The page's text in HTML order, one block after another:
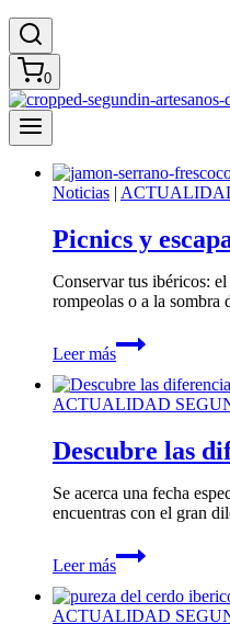
0
Noticias |
Picnics y
Conservar tus ibéricos:
rompeolas o a la
Leer más
Picnics
y
escapadas:
cómo
llevar
conservar
ibéricos
en
playa
o
el
campo
ACTUALIDAD
Descubre las
Se acerca una fecha
encuentras con el gran
Leer más
Descubre
las
diferencias
para
ACTUALIDAD